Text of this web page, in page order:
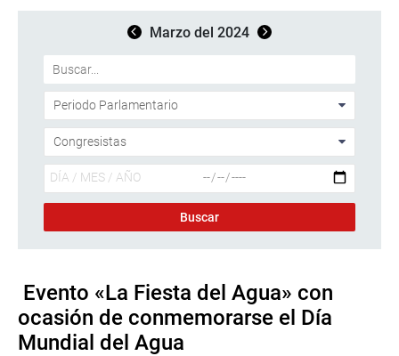
Marzo del 2024
Evento «La Fiesta del Agua» con
ocasión de conmemorarse el Día
Mundial del Agua